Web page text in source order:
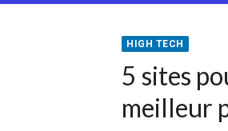
HIGH TECH
5 sites
meilleur